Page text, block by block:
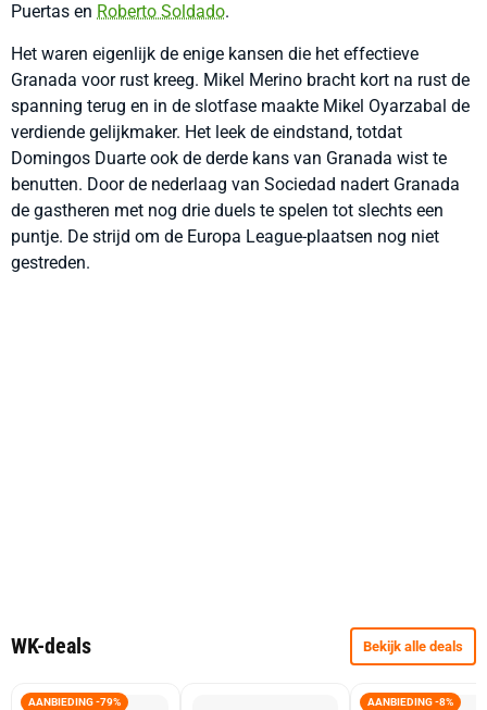
Puertas en Roberto Soldado.
Het waren eigenlijk de enige kansen die het effectieve
Granada voor rust kreeg. Mikel Merino bracht kort na rust de
spanning terug en in de slotfase maakte Mikel Oyarzabal de
verdiende gelijkmaker. Het leek de eindstand, totdat
Domingos Duarte ook de derde kans van Granada wist te
benutten. Door de nederlaag van Sociedad nadert Granada
de gastheren met nog drie duels te spelen tot slechts een
puntje. De strijd om de Europa League-plaatsen nog niet
gestreden.
WK-deals Bekijk alle deals
AANBIEDING -79% AANBIEDING -8%